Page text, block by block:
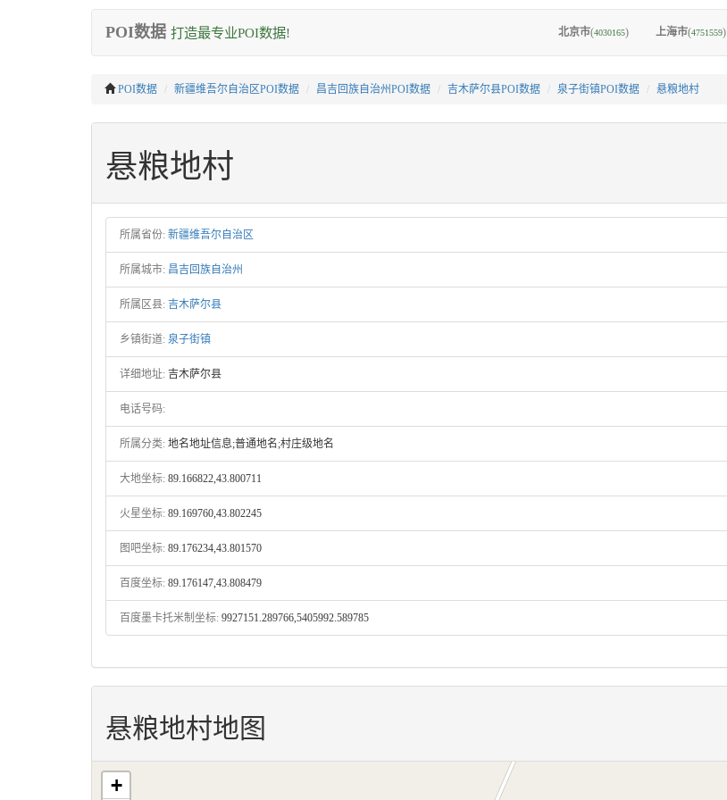
POI数据 打造最专业POI数据! 北京市(4030165) 上海市(4751559)
POI数据 新疆维吾尔自治区POI数据 昌吉回族自治州POI数据 吉木萨尔县POI数据 泉子街镇POI数据 悬粮地村
悬粮地村
所属省份: 新疆维吾尔自治区
所属城市: 昌吉回族自治州
所属区县: 吉木萨尔县
乡镇街道: 泉子街镇
详细地址: 吉木萨尔县
电话号码:
所属分类: 地名地址信息;普通地名;村庄级地名
大地坐标: 89.166822,43.800711
火星坐标: 89.169760,43.802245
图吧坐标: 89.176234,43.801570
百度坐标: 89.176147,43.808479
百度墨卡托米制坐标: 9927151.289766,5405992.589785
悬粮地村地图
+